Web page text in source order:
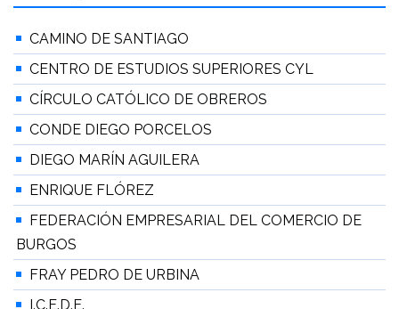
CAMINO DE SANTIAGO
CENTRO DE ESTUDIOS SUPERIORES CYL
CÍRCULO CATÓLICO DE OBREROS
CONDE DIEGO PORCELOS
DIEGO MARÍN AGUILERA
ENRIQUE FLÓREZ
FEDERACIÓN EMPRESARIAL DEL COMERCIO DE
BURGOS
FRAY PEDRO DE URBINA
I.C.E.D.E.